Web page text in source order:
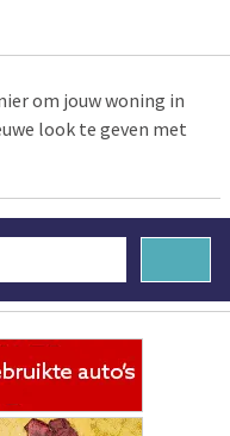
om jouw woning in
look te geven met